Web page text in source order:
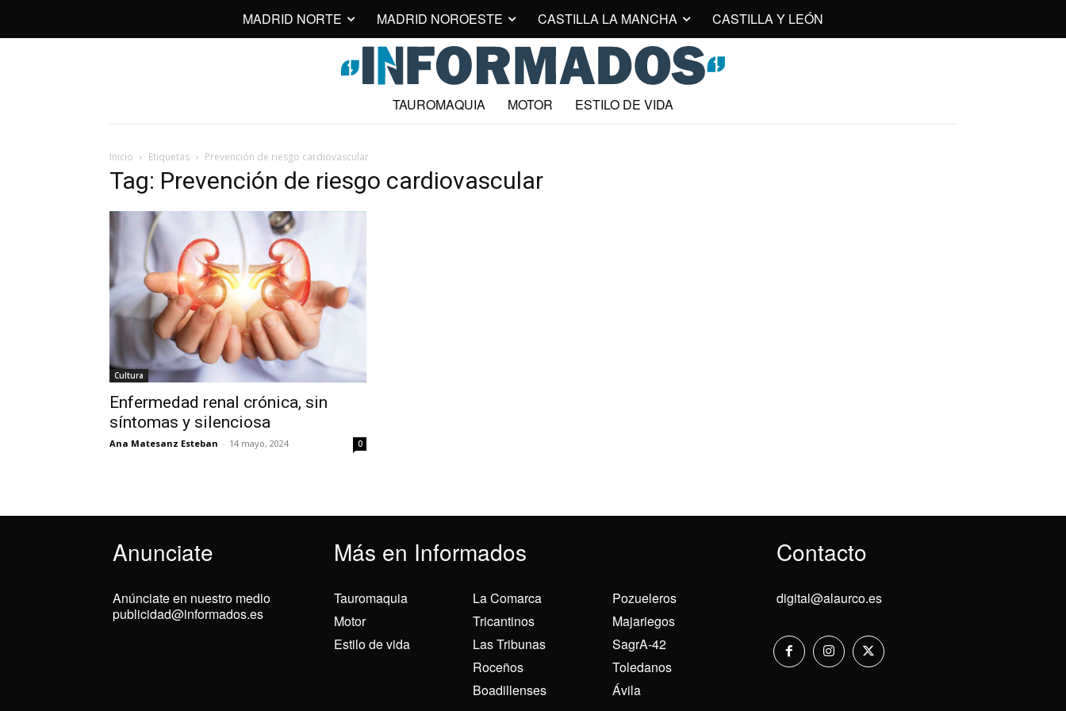
MADRID NORTE MADRID NOROESTE CASTILLA LA MANCHA CASTILLA Y LEÓN
TAUROMAQUIA MOTOR ESTILO DE VIDA
Inicio Etiquetas Prevención de riesgo cardiovascular
Tag: Prevención de riesgo cardiovascular
Cultura
Enfermedad renal crónica, sin
síntomas y silenciosa
Ana Matesanz Esteban - 14 mayo, 2024 0
Anunciate Más en Informados Contacto
Anúnciate en nuestro medio
publicidad@informados.es
Tauromaquia
Motor
Estilo de vida
La Comarca
Tricantinos
Las Tribunas
Roceños
Boadillenses
Pozueleros
Majariegos
SagrA-42
Toledanos
Ávila
digital@alaurco.es